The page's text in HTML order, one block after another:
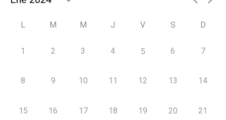
L M M J V S D
1 2 3 4 5 6 7
8 9 10 11 12 13 14
15 16 17 18 19 20 21